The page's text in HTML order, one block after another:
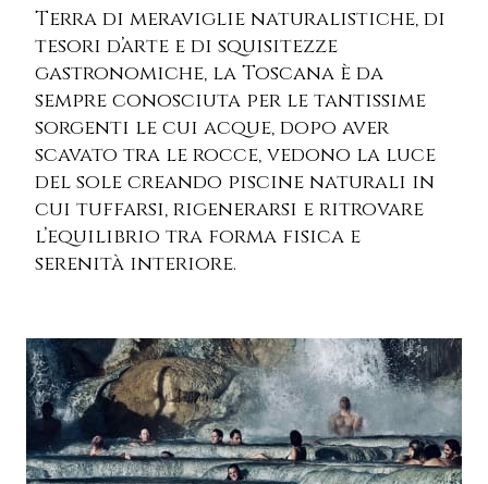
Terra di meraviglie naturalistiche, di
tesori d’arte e di squisitezze
gastronomiche, la Toscana è da
sempre conosciuta per le tantissime
sorgenti le cui acque, dopo aver
scavato tra le rocce, vedono la luce
del sole creando piscine naturali in
cui tuffarsi, rigenerarsi e ritrovare
l’equilibrio tra forma fisica e
serenità interiore.